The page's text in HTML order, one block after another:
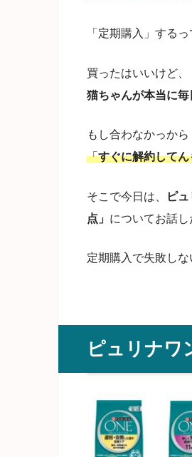
「定期購入」する
買ったはいいけど、
猫ちゃんが本当に
もし合わなかっから
「すぐに解約して
そこで今日は、 ピ
点」 についてお話し
定期購入で失敗し
ピュリナワ